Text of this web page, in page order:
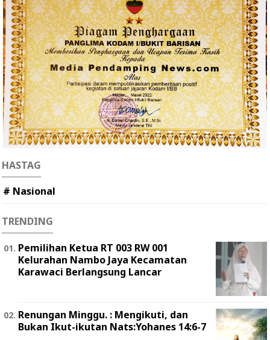
HASTAG
# Nasional
TRENDING
Pemilihan Ketua RT 003 RW 001
Kelurahan Nambo Jaya Kecamatan
Karawaci Berlangsung Lancar
Renungan Minggu. : Mengikuti, dan
Bukan Ikut-ikutan Nats:Yohanes 14:6-7